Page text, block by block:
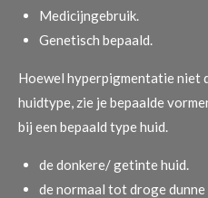
Medicijngebruik.
Genetisch bepaald.
Hoewel hyperpigmentatie niet
huidtype, zie je bepaalde
bij een bepaald type huid.
de donkere/ getinte huid.
de normaal tot droge dunne